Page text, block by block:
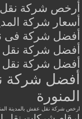
أرخص شركة
أسعار شركة
أفضل شركة فى
أفضل شركة نقل
أفضل شركة
أفضل شركة
المنورة
ارخص شركة نقل عفش بالمدينة